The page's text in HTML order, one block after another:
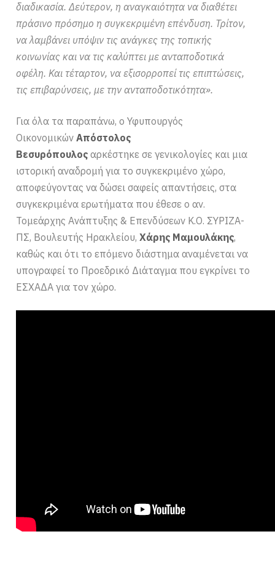
διαδικασία. Δεύτερον, η αναγκαιότητα να διαθέτει
πράσινο πρόσημο η συγκεκριμένη επένδυση. Τρίτον,
να λαμβάνει υπόψιν τις ανάγκες της τοπικής
κοινωνίας και να τις καλύπτει με ανταποδοτικά
οφέλη. Και τέταρτον, να εξισορροπεί τις επιπτώσεις,
τις επιβαρύνσεις, με την ανταποδοτικότητα».
Για όλα τα παραπάνω, ο Υφυπουργός
ΟικονομικώνΑπόστολος
Βεσυρόπουλος αρκέστηκε σε γενικολογίες και μια
ιστορική αναδρομή για το συγκεκριμένο χώρο,
αποφεύγοντας να δώσει σαφείς απαντήσεις, στα
συγκεκριμένα ερωτήματα που έθεσε ο αν.
Τομεάρχης Ανάπτυξης & Επενδύσεων Κ.Ο. ΣΥΡΙΖΑ-
ΠΣ, Βουλευτής Ηρακλείου,Χάρης Μαμουλάκης,
καθώς και ότι το επόμενο διάστημα αναμένεται να
υπογραφεί το Προεδρικό Διάταγμα που εγκρίνει το
ΕΣΧΑΔΑ για τον χώρο.